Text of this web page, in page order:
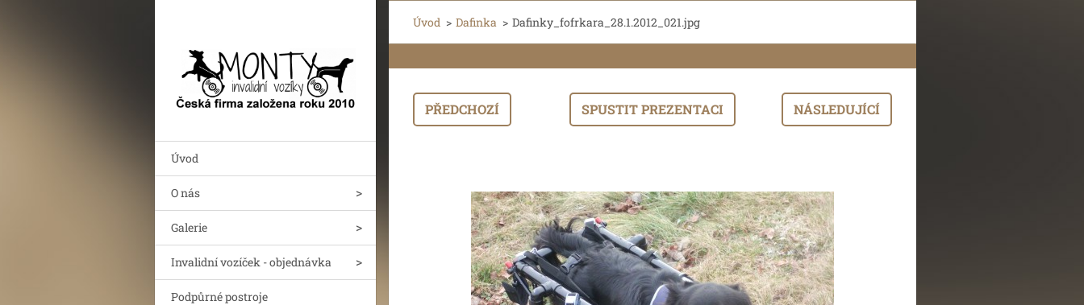
Úvod
O nás
Galerie
Invalidní vozíček - objednávka
Podpůrné postroje
Úvod > Dafinka > Dafinky_fofrkara_28.1.2012_021.jpg
PŘEDCHOZÍ SPUSTIT PREZENTACI NÁSLEDUJÍCÍ